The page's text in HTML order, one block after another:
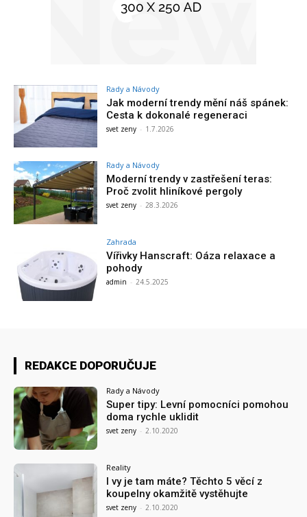
Rady a Návody
Jak moderní trendy mění náš spánek:
Cesta k dokonalé regeneraci
svet zeny - 1.7.2026
Rady a Návody
Moderní trendy v zastřešení teras:
Proč zvolit hliníkové pergoly
svet zeny - 28.3.2026
Zahrada
Vířivky Hanscraft: Oáza relaxace a
pohody
admin - 24.5.2025
REDAKCE DOPORUČUJE
Rady a Návody
Super tipy: Levní pomocníci pomohou
doma rychle uklidit
svet zeny - 2.10.2020
Reality
I vy je tam máte? Těchto 5 věcí z
koupelny okamžitě vystěhujte
svet zeny - 2.10.2020